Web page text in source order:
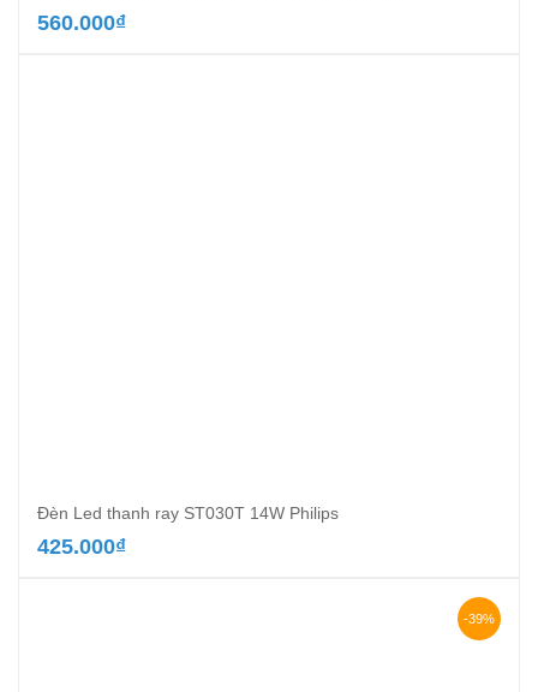
560.000₫
Đèn Led thanh ray ST030T 14W Philips
425.000₫
-39%